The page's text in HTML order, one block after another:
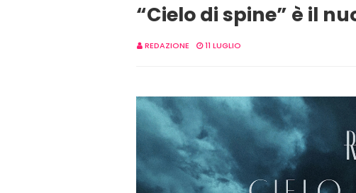
“Cielo di spine” è il
REDAZIONE 11 LUGLIO